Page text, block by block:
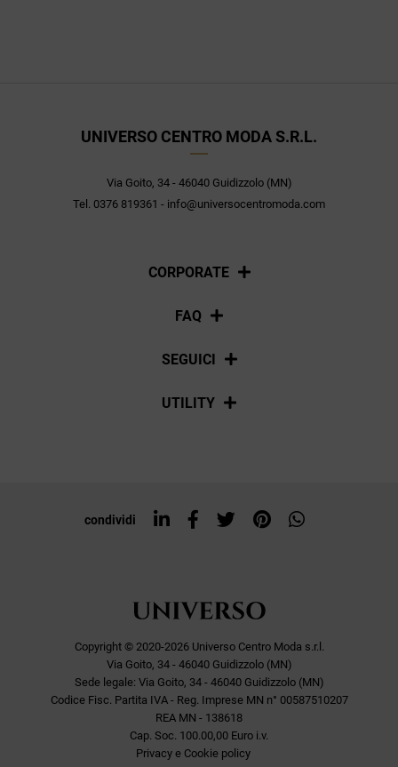
UNIVERSO CENTRO MODA S.R.L.
Via Goito, 34 - 46040 Guidizzolo (MN)
Tel. 0376 819361 - info@universocentromoda.com
CORPORATE
Chi siamo
FAQ
Pagamenti
SEGUICI
Social
UTILITY
Top ricerche
condividi
Copyright © 2020-2026 Universo Centro Moda s.r.l.
Via Goito, 34 - 46040 Guidizzolo (MN)
Sede legale: Via Goito, 34 - 46040 Guidizzolo (MN)
Codice Fisc. Partita IVA - Reg. Imprese MN n° 00587510207
REA MN - 138618
Cap. Soc. 100.00,00 Euro i.v.
Privacy e Cookie policy